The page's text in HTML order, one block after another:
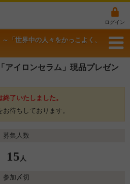
ログイン
「世界中の⼈々をかっこよく、
アイロンセラム」現品プレゼン
了いたしました。
お待ちしております。
募集人数
15 人
参加〆切